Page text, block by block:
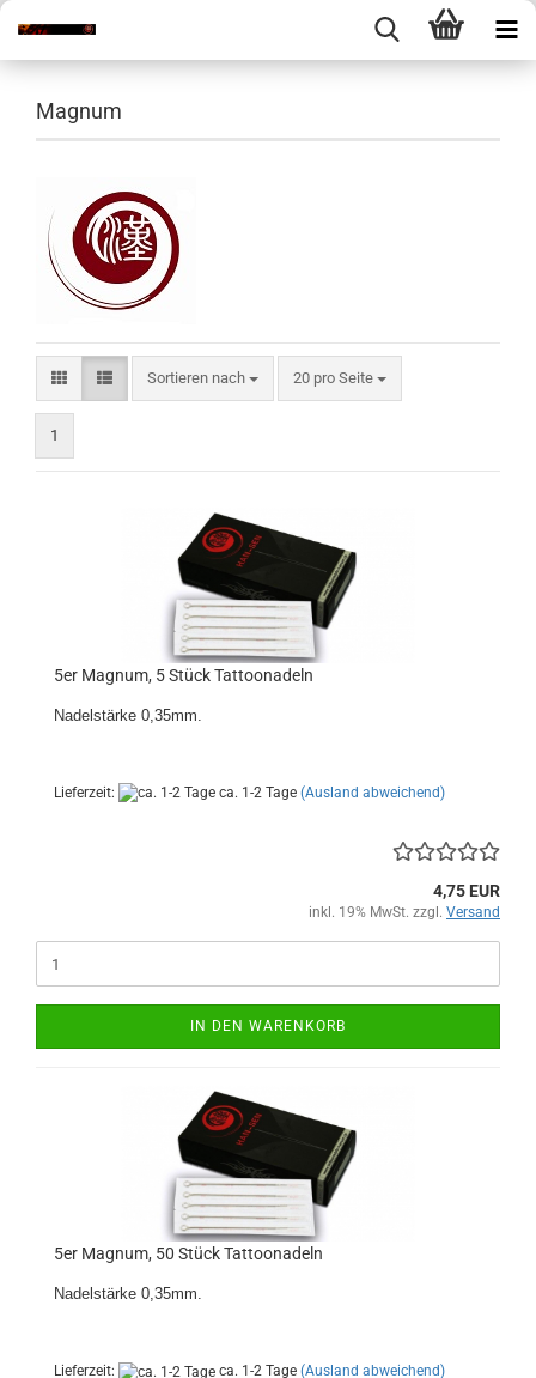
Magnum
Sortieren nach
Sortieren nach 20 pro Seite
pro Seite
1
5er Magnum, 5 Stück Tattoonadeln
Nadelstärke 0,35mm.
Lieferzeit: ca. 1-2 Tage (Ausland abweichend)
4,75 EUR
inkl. 19% MwSt. zzgl. Versand
IN DEN WARENKORB
5er Magnum, 50 Stück Tattoonadeln
Nadelstärke 0,35mm.
Lieferzeit: ca. 1-2 Tage (Ausland abweichend)